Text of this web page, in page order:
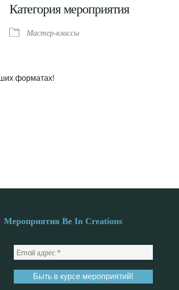
Категория мероприятия
Мастер-классы
форматах!
Мероприятия Be In Creations